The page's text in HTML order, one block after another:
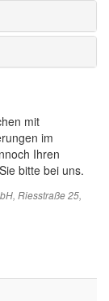
mit
im
Ihren
bitte bei uns.
, Riesstraße 25,